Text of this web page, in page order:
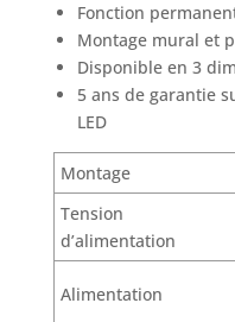
Fonction
Montage mural et
Disponible en 3
5 ans de garantie
LED
Montage
Tension
d’alimentation
Alimentation